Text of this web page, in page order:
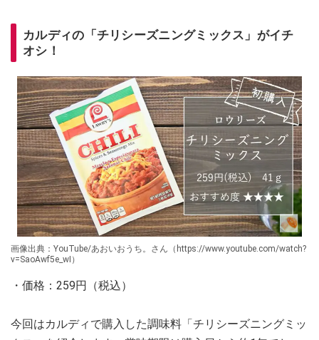
カルディの「チリシーズニングミックス」がイチ
オシ！
画像出典：YouTube/あおいおうち。さん（https://www.youtube.com/watch?
v=SaoAwf5e_wI）
・価格：259円（税込）
今回はカルディで購入した調味料「チリシーズニングミッ